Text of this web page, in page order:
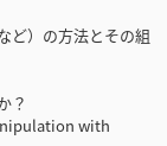
）の方法とその組
？
with